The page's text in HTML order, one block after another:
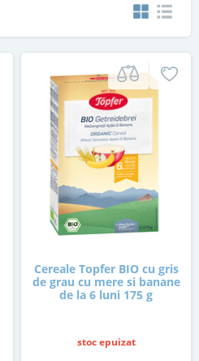
Cereale Topfer BIO cu gris
de grau cu mere si banane
de la 6 luni 175 g
stoc epuizat